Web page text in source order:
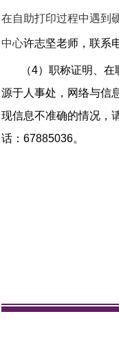
在自助打印过程中遇到
中心许志坚老师，联系
（4）职称证明、
源于人事处，网络与信
现信息不准确的情况，
话：67885036。